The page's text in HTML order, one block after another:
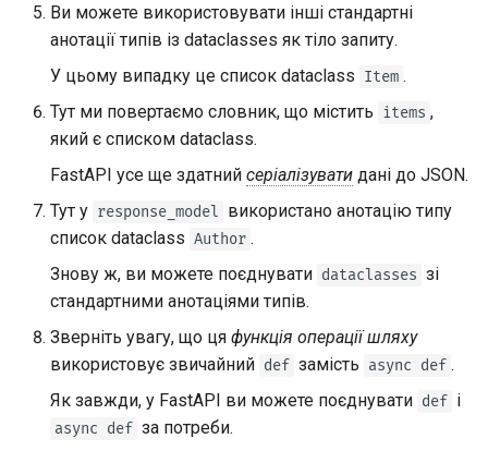
Ви можете використовувати інші стандартні
анотації типів із dataclasses як тіло запиту.
У цьому випадку це список dataclass Item .
Тут ми повертаємо словник, що містить items ,
який є списком dataclass.
FastAPI усе ще здатний серіалізувати дані до JSON.
Тут у response_model використано анотацію типу
список dataclass Author .
Знову ж, ви можете поєднувати dataclasses зі
стандартними анотаціями типів.
Зверніть увагу, що ця функція операції шляху
використовує звичайний def замість async def .
Як завжди, у FastAPI ви можете поєднувати def і
async def за потреби.